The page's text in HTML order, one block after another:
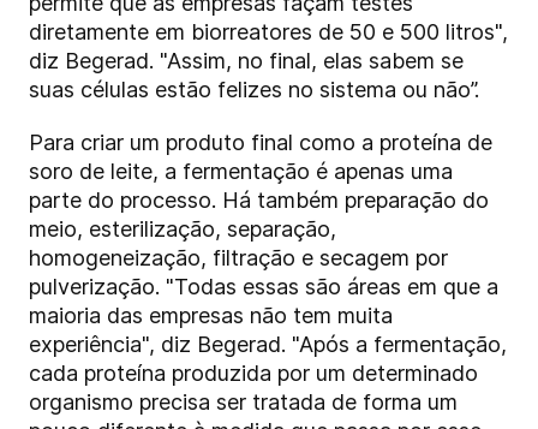
diretamente em biorreatores de 50 e 500 litros",
diz Begerad. "Assim, no final, elas sabem se
suas células estão felizes no sistema ou não”.
Para criar um produto final como a proteína de
soro de leite, a fermentação é apenas uma
parte do processo. Há também preparação do
meio, esterilização, separação,
homogeneização, filtração e secagem por
pulverização. "Todas essas são áreas em que a
maioria das empresas não tem muita
experiência", diz Begerad. "Após a fermentação,
cada proteína produzida por um determinado
organismo precisa ser tratada de forma um